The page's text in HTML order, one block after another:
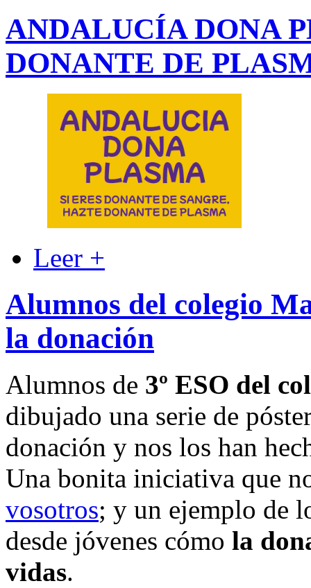
ANDALUCÍA DONA
DONANTE DE
Leer +
Alumnos del colegio
la donación
Alumnos de 3º ESO del
dibujado una serie de
donación y nos los han
Una bonita iniciativa que
vosotros; y un ejemplo de
desde jóvenes cómo la
vidas.